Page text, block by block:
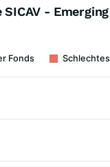
-
Fonds